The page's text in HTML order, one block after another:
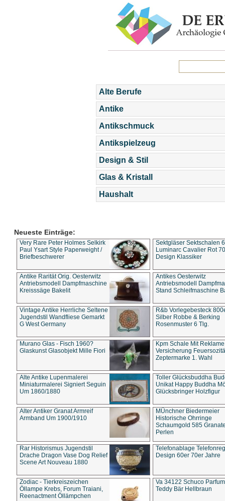
Alte Berufe
Antike
Antikschmuck
Antikspielzeug
Design & Stil
Glas & Kristall
Haushalt
Neueste Einträge:
Very Rare Peter Holmes Selkirk
Paul Ysart Style Paperweight /
Briefbeschwerer
Sektgläser Sektschalen
Luminarc Cavalier Rot
Design Klassiker
Antike Rarität Orig. Oesterwitz
Antriebsmodell Dampfmaschine
Kreisssäge Bakelit
Antikes Oesterwitz
Antriebsmodell
Stand Schleifmaschine
Vintage Antike Herrliche Seltene
Jugendstil Wandfliese Gemarkt
G West Germany
R&b Vorlegebesteck
Silber Robbe & Berking
Rosenmuster 6 Tlg.
Murano Glas - Fisch 1960?
Glaskunst Glasobjekt Mille Fiori
Kpm Schale Mit Reklame
Versicherung
Zeptermarke 1. Wahl
Alte Antike Lupenmalerei
Miniaturmalerei Signiert Seguin
Um 1860/1880
Toller Glücksbuddha
Unikat Happy Buddha
Glücksbringer Holzfigur
Alter Antiker Granat Armreif
Armband Um 1900/1910
MÜnchner Biedermeier
Historische Ohrringe
Schaumgold 585
Perlen
Rar Historismus Jugendstil
Drache Dragon Vase Dog Relief
Scene Art Nouveau 1880
Telefonablage
Design 60er 70er Jahre
Zodiac - Tierkreiszeichen
Öllampe Krebs, Forum Traiani,
Reenactment Öllämpchen
Va 34122 Schuco
Teddy Bär Hellbraun